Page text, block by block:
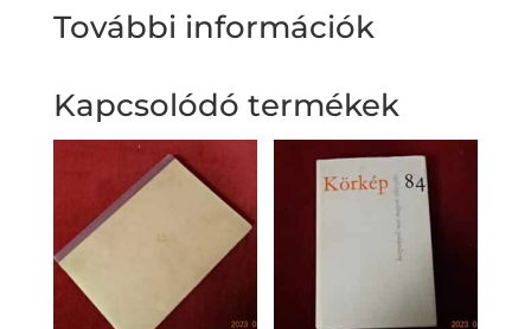
További információk
Kapcsolódó termékek